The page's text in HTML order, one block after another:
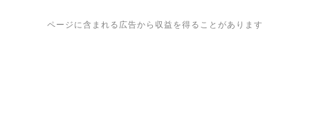
ページに含まれる広告から収益を得ることがあります